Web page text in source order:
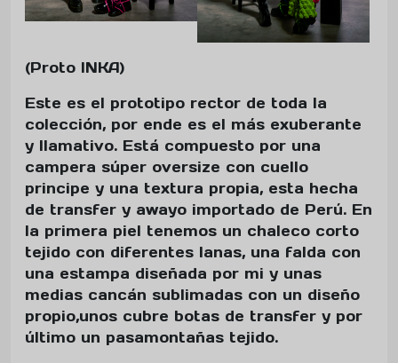
(Proto INKA)
Este es el prototipo rector de toda la
colección, por ende es el más exuberante
y llamativo. Está compuesto por una
campera súper oversize con cuello
principe y una textura propia, esta hecha
de transfer y awayo importado de Perú. En
la primera piel tenemos un chaleco corto
tejido con diferentes lanas, una falda con
una estampa diseñada por mi y unas
medias cancán sublimadas con un diseño
propio,unos cubre botas de transfer y por
último un pasamontañas tejido.